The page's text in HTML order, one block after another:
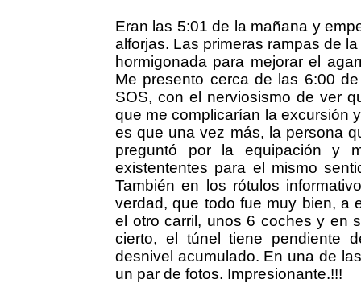
Eran las 5:01 de la mañana y
alforjas. Las primeras rampas de
hormigonada para mejorar el
Me presento cerca de las 6:00
SOS, con el nerviosismo de ver
que me complicarían la excursión
es que una vez más, la persona
preguntó por la equipación y
existententes para el mismo
También en los rótulos
verdad, que todo fue muy bien, a
el otro carril, unos 6 coches y en
cierto, el túnel tiene pendiente
desnivel acumulado. En una de
un par de fotos. Impresionante.!!!